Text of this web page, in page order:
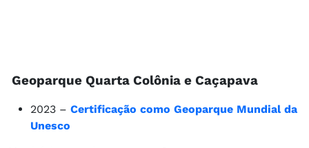
Geoparque Quarta Colônia e Caçapava
2023 – Certificação como Geoparque Mundial da
Unesco